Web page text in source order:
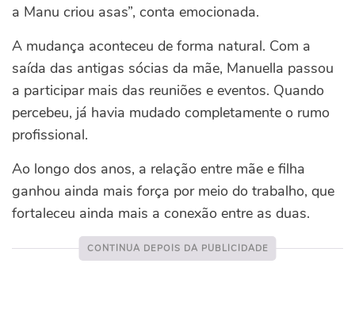
a Manu criou asas”, conta emocionada.
A mudança aconteceu de forma natural. Com a
saída das antigas sócias da mãe, Manuella passou
a participar mais das reuniões e eventos. Quando
percebeu, já havia mudado completamente o rumo
profissional.
Ao longo dos anos, a relação entre mãe e filha
ganhou ainda mais força por meio do trabalho, que
fortaleceu ainda mais a conexão entre as duas.